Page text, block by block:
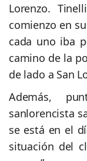
Lorenzo.
comienzo en
cada uno iba
camino de la
de lado a San
Además,
sanlorencista
se está en el
situación del